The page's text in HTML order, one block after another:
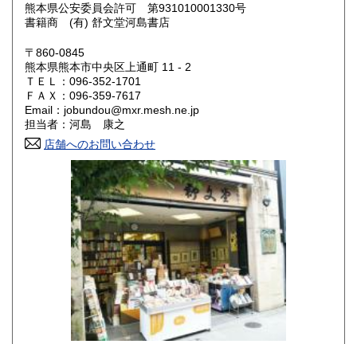
奈良県 190円 和歌山県
岡山県 190円
山口県 190円 徳島県
香川県 190円
190円 福岡県
190円 長崎県
190円 大分県
190円 鹿児島県
190円
熊本県公安委員会許可 第931010001330号
書籍商 (有) 舒文堂河島書店
〒860-0845
熊本県熊本市中央区上通町 11 - 2
ＴＥＬ：096-352-1701
ＦＡＸ：096-359-7617
Email：jobundou@mxr.mesh.ne.jp
担当者：河島 康之
店舗へのお問い合わせ